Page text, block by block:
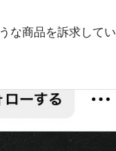
な商品を訴求してい